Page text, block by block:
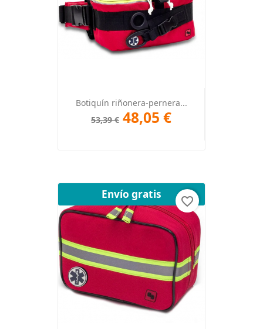
Botiquín riñonera-pernera...
53,39 € 48,05 €
Envío gratis
favorite_border